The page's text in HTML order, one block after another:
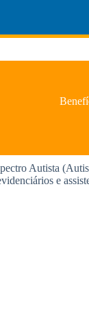
Autista
e